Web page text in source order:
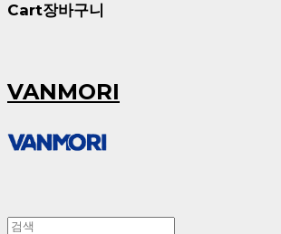
Cart장바구니
VANMORI